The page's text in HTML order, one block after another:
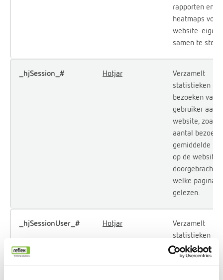
rapporten en
heatmaps voor
website-
samen te
_hjSession_# Hotjar
Verzamelt
statistieken
bezoeken van
gebruiker aan
website, zoals
aantal
gemiddelde
op de website
doorgebracht
welke pagina's
gelezen.
_hjSessionUser_# Hotjar
Verzamelt
statistieken
bezoeken van
gebruiker aan